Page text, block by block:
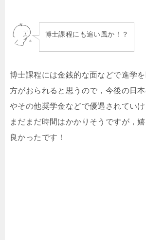
博士課程にも追い風か！？
博士課程には金銭的な面などで進学
方がおられると思うので，今後の日
やその他奨学金などで優遇されていけ
まだまだ時間はかかりそうですが，
良かったです！